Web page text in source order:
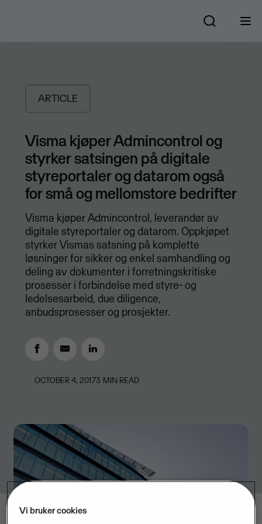
ARTICLE
Visma kjøper Admincontrol og
styrker satsingen på digitale
styreportaler og datarom også
for små og mellomstore bedrifter
​Visma kjøper Admincontrol, leverandør av
digitale styreportaler og datarom. Oppkjøpet
styrker Vismas satsning på komplette
løsninger for sikker og enkel samhandling og
deling av dokumenter i forretningskritiske
prosesser i forbindelse med styre- og
ledelsesarbeid, due diligence,
anbudsprosesser og prosjekter.
OCTOBER 4, 20173 MIN READ
Vi bruker cookies